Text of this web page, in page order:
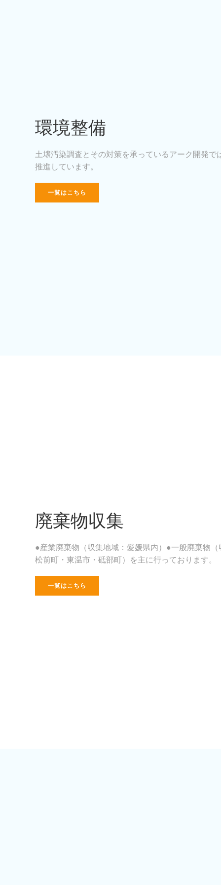
環境整備
土壌汚染調査とその対策を承っているアーク開発で
推進しています。
一覧はこちら
廃棄物収集
●産業廃棄物（収集地域：愛媛県内）●一般廃棄物（
松前町・東温市・砥部町）を主に行っております。
一覧はこちら